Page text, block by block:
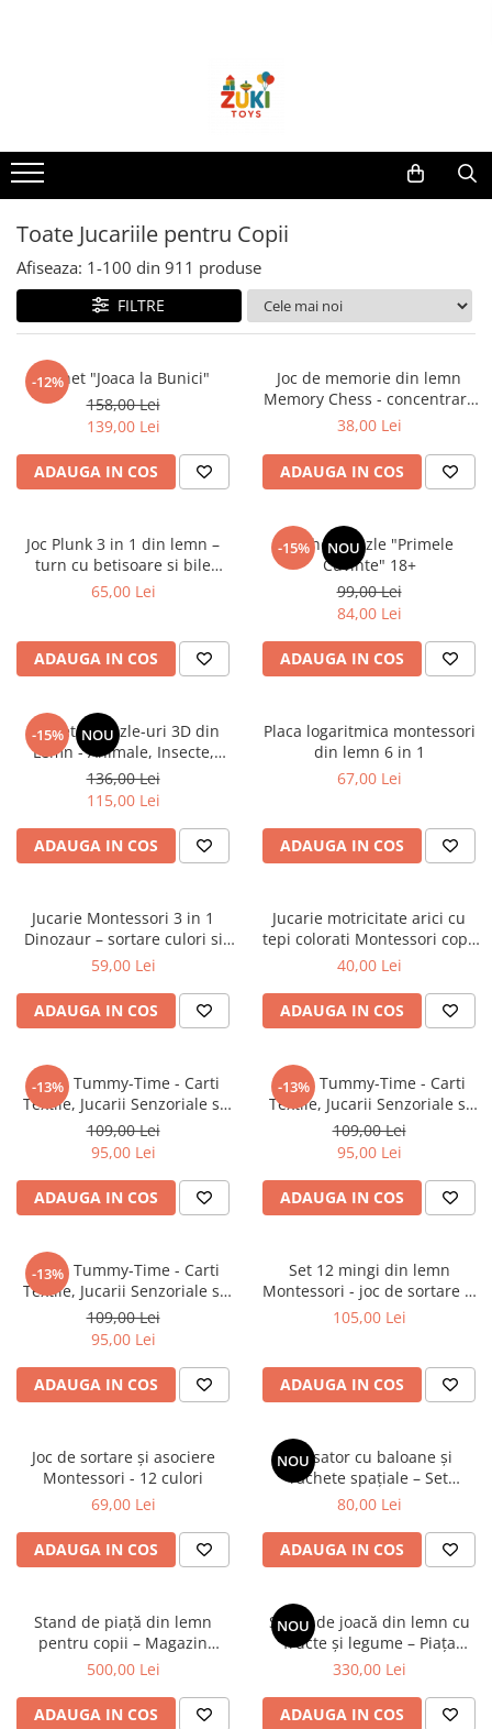
Pachete ZukiToys
Recomandari Zuki
Cadouri pentru Copii
Cadouri Aniversare
Cadouri de Sarbatori
Cadouri dupa Buget
Cadouri sub 59 lei
Cadouri sub 99 lei
Cadouri sub 149 lei
Jucarii pe Varsta Copilului
0–12 luni
1–2 ani
3–4 ani
Jucarii sub 59 lei
Carti & Activitati pentru Copii
Busy Book & Carti Interactive
Carti de Colorat & Activitati
Carti cu Apa & Reutilizabile
Camera Copilului
Balansoare & Covorase de Joaca
Corturi & Spatii de Joaca
Depozitare & Organizare Jucarii
Masinute Electrice
Role si Skateboard
Joaca de Vara & Apa
Piscina & Joaca cu Apa
Colaci & Saltele Gonflabile
Jucarii pentru Plaja
Joaca in Aer Liber
Toate Jucariile pentru Copii
Jucarii Educative & Invatare
Jucarii Interactive & Sensoriale
Jucarii pentru Bebe (0–2 ani)
Jocuri de Constructie & Asamblare
Jucarii din Lemn Natural
Trenulete & Seturi Feroviare
Invatare prin Joaca
Jucarii pentru Dezvoltare
Toate Jucariile pentru Copii
Afiseaza: 1-100 din 911 produse
FILTRE
-12%
Pachet "Joaca la Bunici"
158,00 Lei
139,00 Lei
ADAUGA IN COS
Joc de memorie din lemn
Memory Chess - concentrare
si recunoastere culori
38,00 Lei
ADAUGA IN COS
Joc Plunk 3 in 1 din lemn –
turn cu betisoare si bile
colorate
65,00 Lei
ADAUGA IN COS
-15% NOU
Pachet Puzzle "Primele
Cuvinte" 18+
99,00 Lei
84,00 Lei
ADAUGA IN COS
-15% NOU
Pachet 4 Puzzle-uri 3D din
Lemn - Animale, Insecte,
Vehicule, Legume
136,00 Lei
115,00 Lei
ADAUGA IN COS
Placa logaritmica montessori
din lemn 6 in 1
67,00 Lei
ADAUGA IN COS
Jucarie Montessori 3 in 1
Dinozaur – sortare culori si
motricitate fina
59,00 Lei
ADAUGA IN COS
Jucarie motricitate arici cu
tepi colorati Montessori copii
12 luni+
40,00 Lei
ADAUGA IN COS
-13%
Perna Tummy-Time - Carti
Textile, Jucarii Senzoriale si
sunete - verde
109,00 Lei
95,00 Lei
ADAUGA IN COS
-13%
Perna Tummy-Time - Carti
Textile, Jucarii Senzoriale si
sunete - albastru
109,00 Lei
95,00 Lei
ADAUGA IN COS
-13%
Perna Tummy-Time - Carti
Textile, Jucarii Senzoriale si
sunete - roz
109,00 Lei
95,00 Lei
ADAUGA IN COS
Set 12 mingi din lemn
Montessori - joc de sortare și
numărare
105,00 Lei
ADAUGA IN COS
Joc de sortare și asociere
Montessori - 12 culori
69,00 Lei
ADAUGA IN COS
NOU
Lansator cu baloane și
rachete spațiale – Set
interactiv cu pompă
80,00 Lei
ADAUGA IN COS
Stand de piață din lemn
pentru copii – Magazin
educativ de joacă
500,00 Lei
ADAUGA IN COS
NOU
Stand de joacă din lemn cu
fructe și legume – Piața
copiilor cu accesorii
330,00 Lei
ADAUGA IN COS